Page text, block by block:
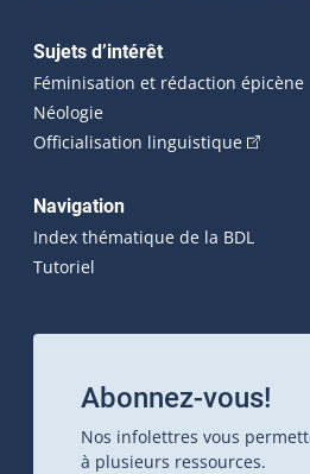
Sujets d’intérêt
Féminisation et rédaction épicène
Néologie
Officialisation linguistique(Cet
Navigation
Index thématique de la BDL
Tutoriel
Abonnez-vous!
Nos infolettres vous
à plusieurs ressources.